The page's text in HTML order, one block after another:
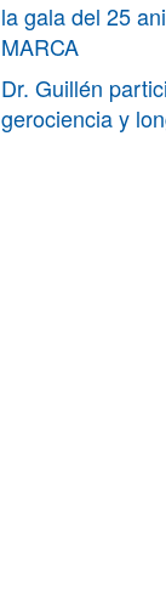
la gala del 25
MARCA
Dr. Guillén
gerociencia y